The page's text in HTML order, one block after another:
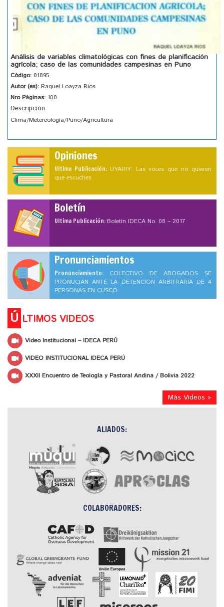
Análisis de variables climatológicas con fines de planificación
agrícola; caso de las comunidades campesinas en Puno
Código: 01895
Autor (es): Raquel Loayza Rios
Nro Páginas: 100
Descripción
Clima/Metereología/Puno/Agricultura
Opiniones
Ultima Publicación: UYARIY: Las voces que no quieren
que escuches
Boletín
Ultima Publicación:Boletín IDECA No. 08 – 2017
Pronunciamientos
Pronunciamiento: COLECTIVO DE ABOGADOS SE
PRONUCIAN ANTE LA DETENCION ARBITRARIA DE 4
PERSONAS EN CUSCO
Ú LTIMOS VIDEOS
Video Institucional – IDECA PERÚ
VIDEO INSTITUCIONAL IDECA PERÚ
XXXII Encuentro de Teología y Pastoral Andina / Bolivia 2022
Más Videos »
ALIADOS:
COLABORADORES: